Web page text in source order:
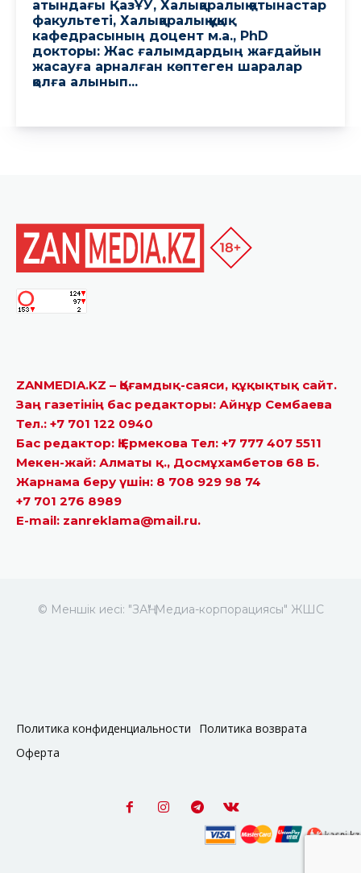
ZANMEDIA.KZ – Қоғамдық-саяси, құқықтық сайт.
Заң газетінің бас редакторы: Айнұр Сембаева
Тел.: +7 701 122 0940
Бас редактор: Қ.Ермекова Тел: +7 777 407 5511
Мекен-жай: Алматы қ., Досмұхамбетов 68 Б.
Жарнама беру үшін: 8 708 929 98 74
+7 701 276 8989
E-mail: zanreklama@mail.ru.
© Меншік иесі: "ЗАҢ" Медиа-корпорациясы" ЖШС
Политика конфиденциальности
Политика возврата
Оферта